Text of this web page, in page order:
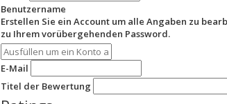
Benutzername
Erstellen Sie ein Account um alle Angaben zu
zu Ihrem vorübergehenden Password.
E-Mail
Titel der Bewertung